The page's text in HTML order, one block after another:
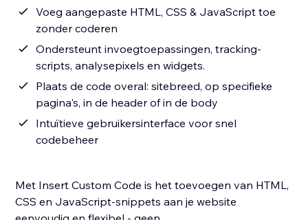
Voeg aangepaste HTML, CSS & JavaScript toe
zonder coderen
Ondersteunt invoegtoepassingen, tracking-
scripts, analysepixels en widgets.
Plaats de code overal: sitebreed, op specifieke
pagina's, in de header of in de body
Intuïtieve gebruikersinterface voor snel
codebeheer
Met Insert Custom Code is het toevoegen van HTML,
CSS en JavaScript-snippets aan je website